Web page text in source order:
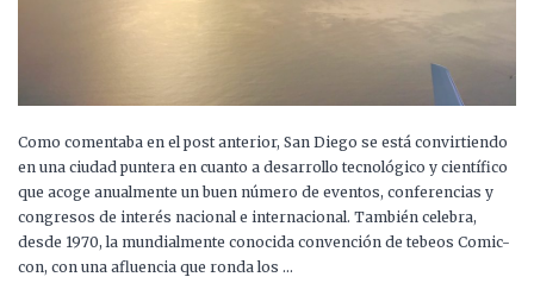
Como comentaba en el post anterior, San Diego se está convirtiendo
en una ciudad puntera en cuanto a desarrollo tecnológico y científico
que acoge anualmente un buen número de eventos, conferencias y
congresos de interés nacional e internacional. También celebra,
desde 1970, la mundialmente conocida convención de tebeos Comic-
con, con una afluencia que ronda los …